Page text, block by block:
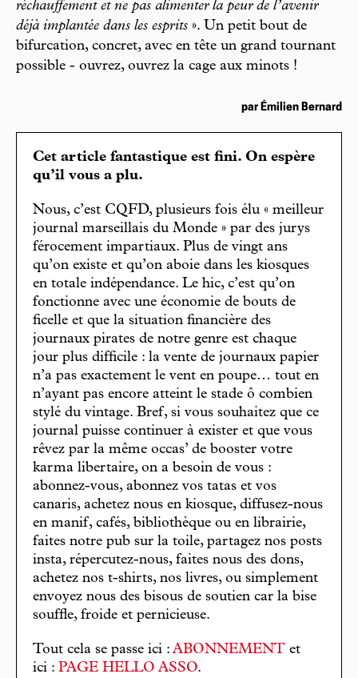
réchauffement et ne pas alimenter la peur de l’avenir
déjà implantée dans les esprits ». Un petit bout de
bifurcation, concret, avec en tête un grand tournant
possible - ouvrez, ouvrez la cage aux minots !
par Émilien Bernard
Cet article fantastique est fini. On espère
qu’il vous a plu.
Nous, c’est CQFD, plusieurs fois élu « meilleur
journal marseillais du Monde » par des jurys
férocement impartiaux. Plus de vingt ans
qu’on existe et qu’on aboie dans les kiosques
en totale indépendance. Le hic, c’est qu’on
fonctionne avec une économie de bouts de
ficelle et que la situation financière des
journaux pirates de notre genre est chaque
jour plus difficile : la vente de journaux papier
n’a pas exactement le vent en poupe… tout en
n’ayant pas encore atteint le stade ô combien
stylé du vintage. Bref, si vous souhaitez que ce
journal puisse continuer à exister et que vous
rêvez par la même occas’ de booster votre
karma libertaire, on a besoin de vous :
abonnez-vous, abonnez vos tatas et vos
canaris, achetez nous en kiosque, diffusez-nous
en manif, cafés, bibliothèque ou en librairie,
faites notre pub sur la toile, partagez nos posts
insta, répercutez-nous, faites nous des dons,
achetez nos t-shirts, nos livres, ou simplement
envoyez nous des bisous de soutien car la bise
souffle, froide et pernicieuse.
Tout cela se passe ici : ABONNEMENT et
ici : PAGE HELLO ASSO.